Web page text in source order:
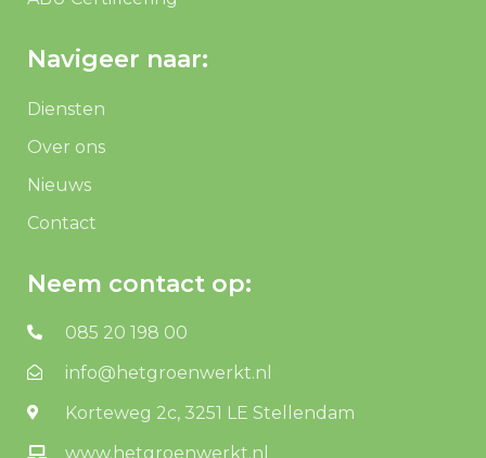
Navigeer naar:
Diensten
Over ons
Nieuws
Contact
Neem contact op:
085 20 198 00
info@hetgroenwerkt.nl
Korteweg 2c, 3251 LE Stellendam
www.hetgroenwerkt.nl